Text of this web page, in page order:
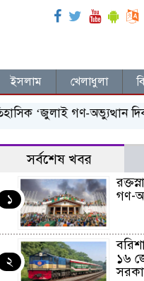
ইসলাম খেলাধুলা
গণ-অভ্যুত্থান দিবস’ আজ
সর্বশেষ খবর
১
গণ-
২
১৬